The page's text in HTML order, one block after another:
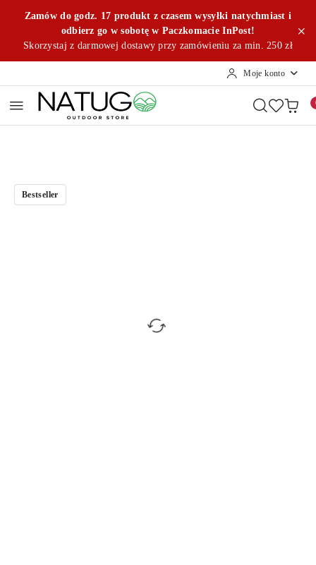
Przejdź do treści głównej
Przejdź do wyszukiwarki
Przejdź do moje konto
Przejdź do menu głównego
Przejdź do opisu produktu
Przejdź do stopki
Zamów do godz. 17 produkt z czasem wysyłki natychmiast i
odbierz go w sobotę w Paczkomacie InPost!
Skorzystaj z darmowej dostawy przy zamówieniu za min. 250 zł
Moje konto
Bestseller